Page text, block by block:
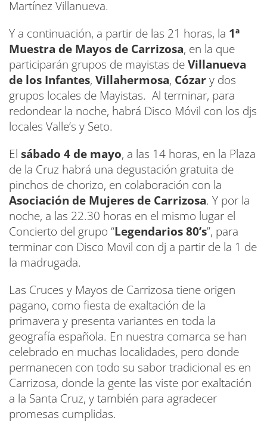
Martínez Villanueva.
Y a continuación, a partir de las 21 horas, la 1ª
Muestra de Mayos de Carrizosa, en la que
participarán grupos de mayistas deVillanueva
de los Infantes, Villahermosa, Cózary dos
grupos locales de Mayistas. Al terminar, para
redondear la noche, habrá Disco Móvil con los djs
locales Valle’s y Seto.
El sábado 4 de mayo, a las 14 horas, en la Plaza
de la Cruz habrá una degustación gratuita de
pinchos de chorizo, en colaboración con la
Asociación de Mujeres de Carrizosa. Y por la
noche, a las 22.30 horas en el mismo lugar el
Concierto del grupo “Legendarios 80’s”, para
terminar con Disco Movil con dj a partir de la 1 de
la madrugada.
Las Cruces y Mayos de Carrizosa tiene origen
pagano, como fiesta de exaltación de la
primavera y presenta variantes en toda la
geografía española. En nuestra comarca se han
celebrado en muchas localidades, pero donde
permanecen con todo su sabor tradicional es en
Carrizosa, donde la gente las viste por exaltación
a la Santa Cruz, y también para agradecer
promesas cumplidas.